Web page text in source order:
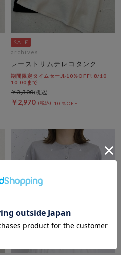
archives
レーストリムテレコタンク
期間限定タイムセール10%OFF! 8/10
10:00まで
￥2,970 10％OFF
￥3,300